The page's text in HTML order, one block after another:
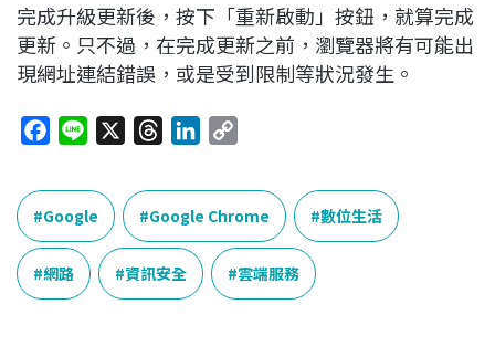
完成升級更新後，按下「重新啟動」按鈕，就算完成
更新。只不過，在完成更新之前，瀏覽器將有可能出
現網址連結錯誤，或是受到限制等狀況發生。
c
e
b
o
o
n
e
r
e
a
d
s
n
k
e
d
p
y
L
i
n
Google Google Chrome 數位生活
網路 資訊安全 雲端服務